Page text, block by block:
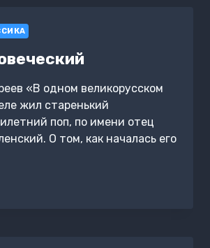
«В одном великорусском
жил старенький
поп, по имени отец
О том, как началась его